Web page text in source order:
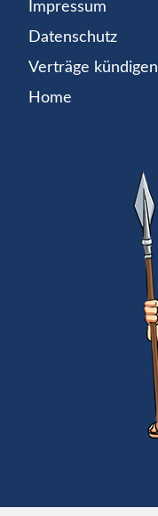
Impressum
Datenschutz
Verträge kündigen
Home